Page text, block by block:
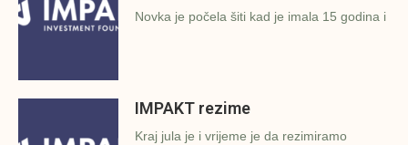
Novka je počela šiti kad je imala 15 godina i
IMPAKT rezime
Kraj jula je i vrijeme je da rezimiramo